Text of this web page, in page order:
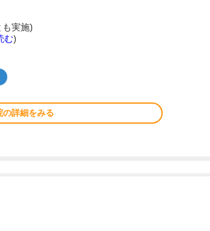
実施)
む)
の詳細をみる